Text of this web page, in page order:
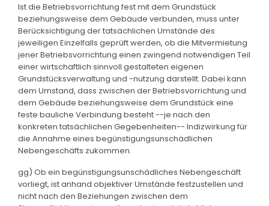
Ist die Betriebsvorrichtung fest mit dem Grundstück
beziehungsweise dem Gebäude verbunden, muss unter
Berücksichtigung der tatsächlichen Umstände des
jeweiligen Einzelfalls geprüft werden, ob die Mitvermietung
jener Betriebsvorrichtung einen zwingend notwendigen Teil
einer wirtschaftlich sinnvoll gestalteten eigenen
Grundstücksverwaltung und -nutzung darstellt. Dabei kann
dem Umstand, dass zwischen der Betriebsvorrichtung und
dem Gebäude beziehungsweise dem Grundstück eine
feste bauliche Verbindung besteht --je nach den
konkreten tatsächlichen Gegebenheiten-- Indizwirkung für
die Annahme eines begünstigungsunschädlichen
Nebengeschäfts zukommen.
gg) Ob ein begünstigungsunschädliches Nebengeschäft
vorliegt, ist anhand objektiver Umstände festzustellen und
nicht nach den Beziehungen zwischen dem